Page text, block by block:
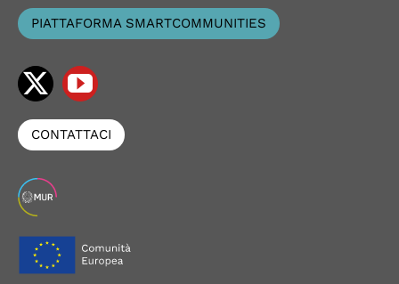
PIATTAFORMA SMARTCOMMUNITIES
CONTATTACI